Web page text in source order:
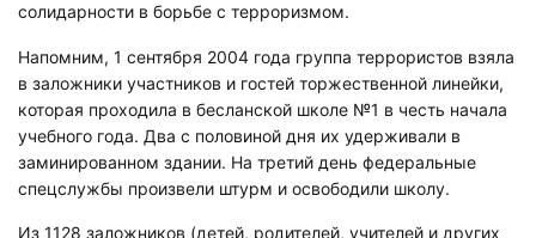
солидарности в борьбе с терроризмом.
Напомним, 1 сентября 2004 года группа террористов взяла
в заложники участников и гостей торжественной линейки,
которая проходила в бесланской школе №1 в честь начала
учебного года. Два с половиной дня их удерживали в
заминированном здании. На третий день федеральные
спецслужбы произвели штурм и освободили школу.
Из 1128 заложников (детей, родителей, учителей и других